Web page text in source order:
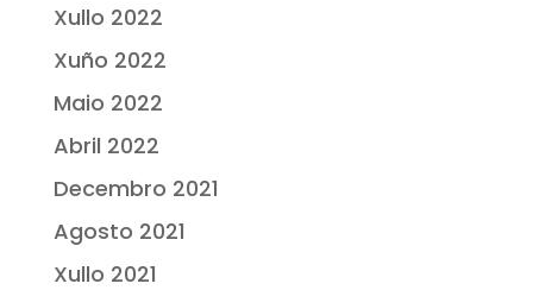
Xullo 2022
Xuño 2022
Maio 2022
Abril 2022
Decembro 2021
Agosto 2021
Xullo 2021